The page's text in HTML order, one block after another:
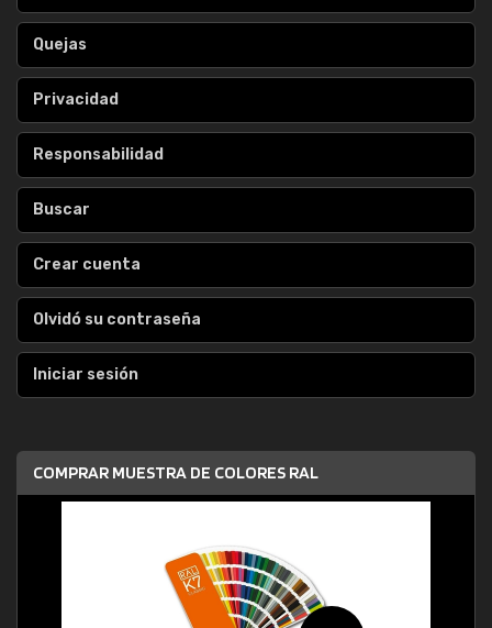
Quejas
Privacidad
Responsabilidad
Buscar
Crear cuenta
Olvidó su contraseña
Iniciar sesión
COMPRAR MUESTRA DE COLORES RAL